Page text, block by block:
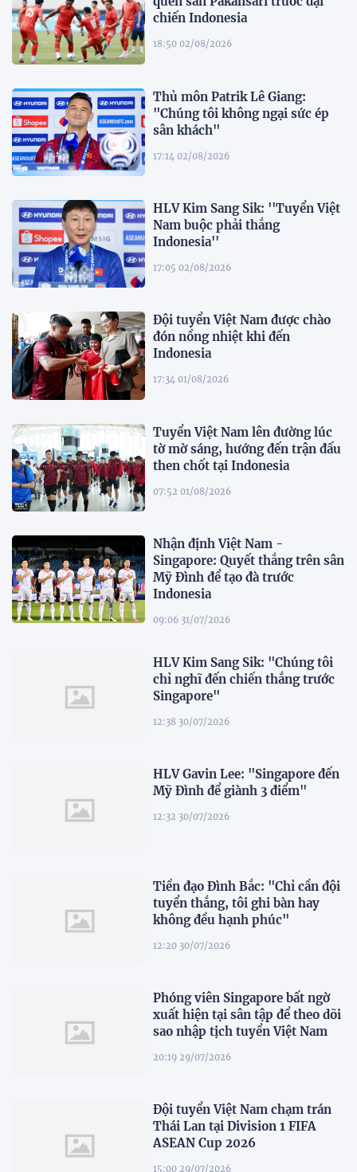
chiến Indonesia
18:50 02/08/2026
Thủ môn Patrik Lê Giang:
"Chúng tôi không ngại sức ép
sân khách"
17:14 02/08/2026
HLV Kim Sang Sik: ''Tuyển Việt
Nam buộc phải thắng
Indonesia''
17:05 02/08/2026
Đội tuyển Việt Nam được chào
đón nồng nhiệt khi đến
Indonesia
17:34 01/08/2026
Tuyển Việt Nam lên đường lúc
tờ mờ sáng, hướng đến trận đấu
then chốt tại Indonesia
07:52 01/08/2026
Nhận định Việt Nam -
Singapore: Quyết thắng trên sân
Mỹ Đình để tạo đà trước
Indonesia
09:06 31/07/2026
HLV Kim Sang Sik: "Chúng tôi
chỉ nghĩ đến chiến thắng trước
Singapore"
12:38 30/07/2026
HLV Gavin Lee: "Singapore đến
Mỹ Đình để giành 3 điểm"
12:32 30/07/2026
Tiền đạo Đình Bắc: "Chỉ cần đội
tuyển thắng, tôi ghi bàn hay
không đều hạnh phúc"
12:20 30/07/2026
Phóng viên Singapore bất ngờ
xuất hiện tại sân tập để theo dõi
sao nhập tịch tuyển Việt Nam
20:19 29/07/2026
Đội tuyển Việt Nam chạm trán
Thái Lan tại Division 1 FIFA
ASEAN Cup 2026
15:00 29/07/2026